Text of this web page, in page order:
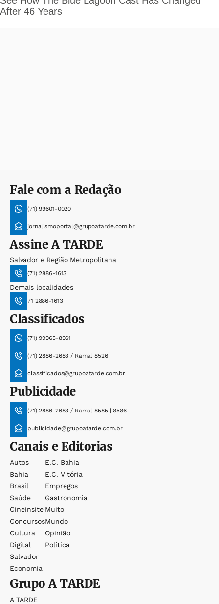
Fale com a Redação
(71) 99601-0020
jornalismoportal@grupoatarde.com.br
AssineA TARDE
Salvador e Região Metropolitana
(71) 2886-1613
Demais localidades
71 2886-1613
Classificados
(71) 99965-8961
(71) 2886-2683 / Ramal 8526
classificados@grupoatarde.com.br
Publicidade
(71) 2886-2683 / Ramal 8585 | 8586
publicidade@grupoatarde.com.br
Canais e Editorias
Autos
Bahia
Brasil
Saúde
Cineinsite
Concursos
Cultura
Digital
Salvador
Economia
E.c. Bahia
E.c. Vitória
Empregos
Gastronomia
Muito
Mundo
Opinião
Política
GrupoA TARDE
A TARDE